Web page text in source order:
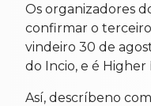
Os organizadores
confirmar o
vindeiro 30 de
do Incio, e é Higher
Así, descríbeno